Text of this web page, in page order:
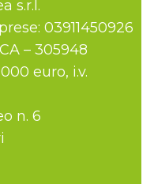
s.r.l.
03911450926
– 305948
euro, i.v.
n. 6